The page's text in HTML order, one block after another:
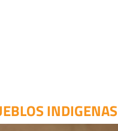
INDIGENAS